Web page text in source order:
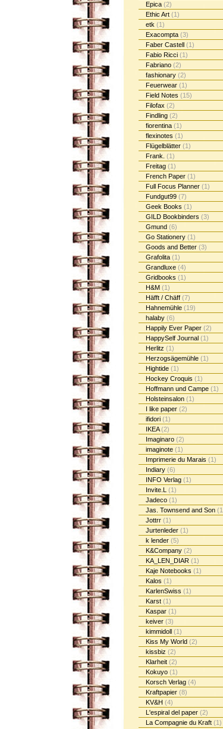
Epica (2)
Ethic Art (1)
etk (1)
Exacompta (3)
Faber Castell (1)
Fabio Ricci (1)
Fabriano (2)
fashionary (2)
Feuerwear (1)
Field Notes (15)
Filofax (2)
Findling (2)
fiorentina (1)
flexinotes (1)
Flügelblätter (1)
Frank. (1)
Freitag (1)
French Paper (1)
Full Focus Planner (1)
Fundgut99 (7)
Geek Books (1)
GILD Bookbinders (3)
Gmund (6)
Go Stationery (1)
Goods and Better (3)
Grafolita (1)
Grandluxe (4)
Gridbooks (1)
H&M (1)
Häfft / Chäff (7)
Hahnemühle (19)
halaby (6)
Happily Ever Paper (2)
HappySelf Journal (1)
Herlitz (1)
Herzogsägemühle (1)
Hightide (1)
Hockey Croquis (1)
Hoffmann und Campe (1)
Holsteinsalon (1)
I like paper (2)
ifidori (1)
IKEA(2)
Imaginaro (2)
imaginote (1)
Imprimerie du Marais (1)
Indiary (6)
INFO Verlag (1)
Invite.L (1)
Jadeco (1)
Jas. Townsend and Son
Jottrr (1)
Jurtenleder (1)
k lender (5)
K&Company (2)
KA_LEN_DIAR (1)
Kaje Notebooks (1)
Kalos (1)
KarlenSwiss (1)
Karst (1)
Kaspar (1)
keiver (3)
kimmidoll (1)
Kiss My World (2)
kissbiz (2)
Klarheit (2)
Kokuyo (1)
Korsch Verlag (4)
Kraftpapier (8)
KV&H (4)
L'espiral del paper (2)
La Compagnie du Kraft (1)